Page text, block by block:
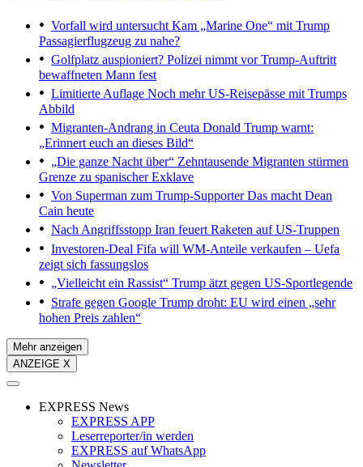
Vorfall wird untersucht Kam „Marine One“ mit Trump
Passagierflugzeug zu nahe?
Golfplatz auspioniert? Polizei nimmt vor Trump-Auftritt
bewaffneten Mann fest
Limitierte Auflage Noch mehr US-Reisepässe mit Trumps
Abbild
Migranten-Andrang in Ceuta Donald Trump warnt:
„Erinnert euch an dieses Bild“
„Die ganze Nacht über“ Zehntausende Migranten stürmen
Grenze zu spanischer Exklave
Von Superman zum Trump-SupporterDas macht Dean
Cain heute
Nach Angriffsstopp Iran feuert Raketen auf US-Truppen
Investoren-Deal Fifa will WM-Anteile verkaufen – Uefa
zeigt sich fassungslos
„Vielleicht ein Rassist“ Trump ätzt gegen US-Sportlegende
Strafe gegen Google Trump droht: EU wird einen „sehr
hohen Preis zahlen“
Mehr anzeigen
ANZEIGE X
EXPRESS News
EXPRESS APP
Leserreporter/in werden
EXPRESS auf WhatsApp